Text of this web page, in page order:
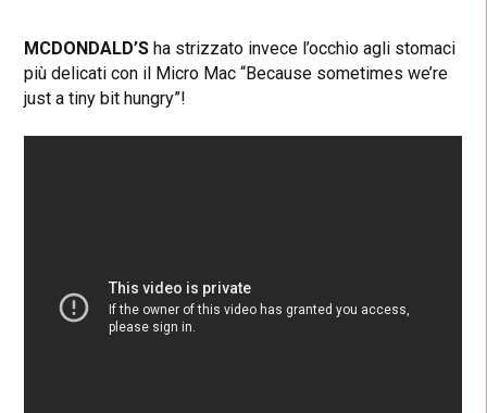
MCDONDALD’S ha strizzato invece l’occhio agli stomaci
più delicati con il Micro Mac “Because sometimes we’re
just a tiny bit hungry”!